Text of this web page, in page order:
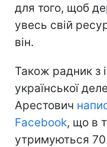
для того, щоб
увесь свій
він.
Також радник з
української
Арестович
Facebook, що в
утримуються 70